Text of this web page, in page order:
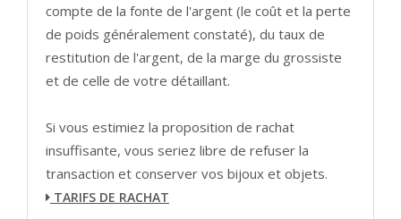
compte de la fonte de l'argent (le coût et la perte
de poids généralement constaté), du taux de
restitution de l'argent, de la marge du grossiste
et de celle de votre détaillant.
Si vous estimiez la proposition de rachat
insuffisante, vous seriez libre de refuser la
transaction et conserver vos bijoux et objets.
TARIFS DE RACHAT